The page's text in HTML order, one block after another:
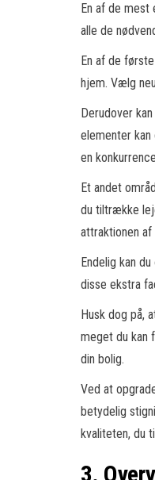
En af de
alle de
En af de
hjem. Vælg
Derudover
elementer kan
en
Et andet
du tiltrække
attraktionen
Endelig kan
disse ekstra
Husk dog på,
meget du kan
din bolig.
Ved at
betydelig
kvaliteten, du
3.